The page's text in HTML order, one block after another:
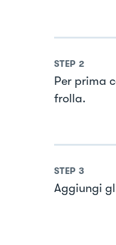
STEP 2
Per prima
frolla.
STEP 3
Aggiungi